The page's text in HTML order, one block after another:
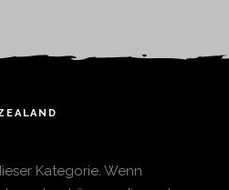
Kategorie. Wenn